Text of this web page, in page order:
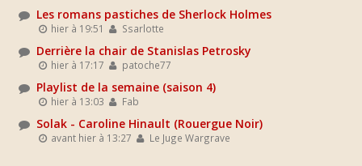
Les romans pastiches de Sherlock Holmes
hier à 19:51 Ssarlotte
Derrière la chair de Stanislas Petrosky
hier à 17:17 patoche77
Playlist de la semaine (saison 4)
hier à 13:03 Fab
Solak - Caroline Hinault (Rouergue Noir)
avant hier à 13:27 Le Juge Wargrave